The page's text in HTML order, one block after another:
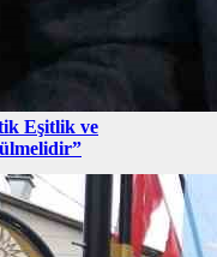
Eşitlik ve